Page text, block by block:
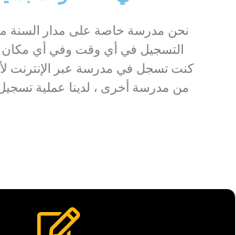
نحن مدرسة خاصة على مدار السنة
التسجيل في أي وقت وفي أي مكان
كنت تسجل في مدرسة عبر الإنترنت
من مدرسة أخرى ، لدينا عملية